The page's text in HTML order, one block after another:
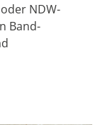
NDW-
Band-